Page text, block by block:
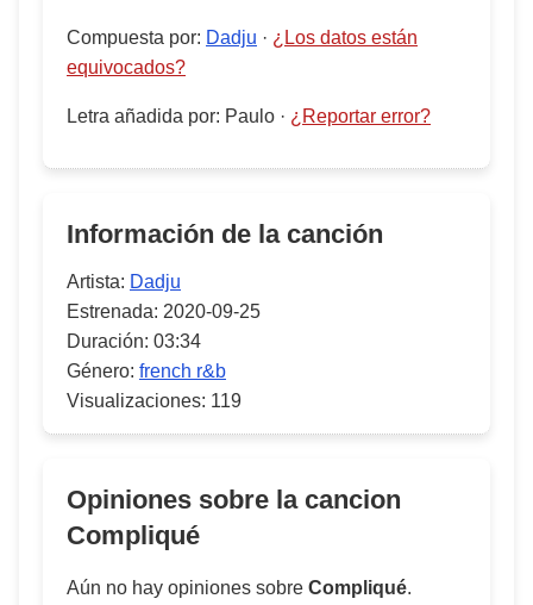
Compuesta por: Dadju · ¿Los datos están
equivocados?
Letra añadida por: Paulo · ¿Reportar error?
Información de la canción
Artista: Dadju
Estrenada: 2020-09-25
Duración: 03:34
Género: french r&b
Visualizaciones: 119
Opiniones sobre la cancion
Compliqué
Aún no hay opiniones sobre Compliqué.